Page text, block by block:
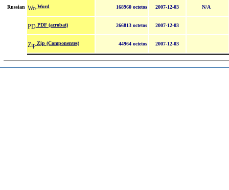
Russian Word 168960 octetos 2007-12-03 N/A
PDF (acrobat) 266813 octetos 2007-12-03
Zip (Componentes) 44964 octetos 2007-12-03